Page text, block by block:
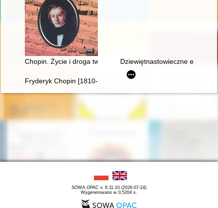
Chopin. Życie i droga twórcza Dziewiętnastowieczne edycje
Fryderyk Chopin [1810-1949] wśród Polaków na obczyźnie
SOWA OPAC v. 6.11.10 (2026-07-24)
Wygenerowano w 0,5204 s.